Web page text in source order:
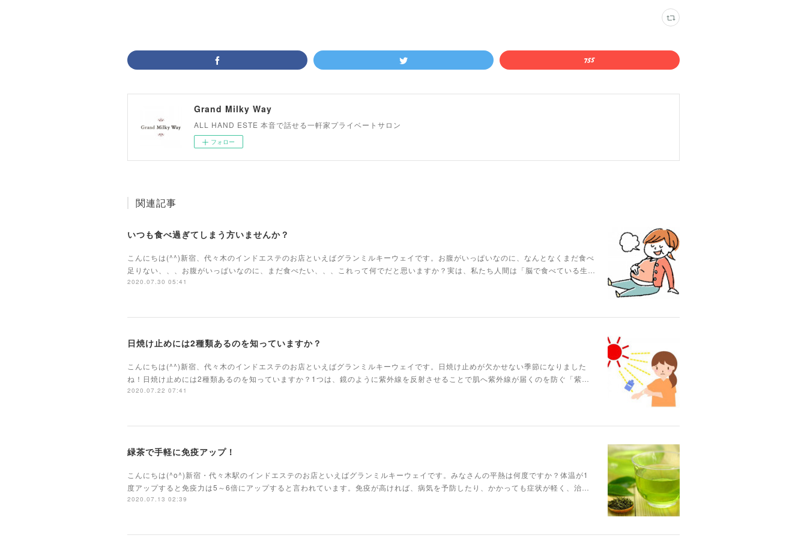
Grand Milky Way
ALL HAND ESTE 本音で話せる一軒家プライベートサロン
フォロー
関連記事
いつも食べ過ぎてしまう方いませんか？
こんにちは(^^)新宿、代々木のインドエステのお店といえばグランミルキーウェイです。お腹がいっぱいなのに、なんとなくまだ食べ
足りない、、、お腹がいっぱいなのに、まだ食べたい、、、これって何でだと思いますか？実は、私たち人間は「脳で食べている生…
2020.07.30 05:41
日焼け止めには2種類あるのを知っていますか？
こんにちは(^^)新宿、代々木のインドエステのお店といえばグランミルキーウェイです。日焼け止めが欠かせない季節になりました
ね！日焼け止めには2種類あるのを知っていますか？1つは、鏡のように紫外線を反射させることで肌へ紫外線が届くのを防ぐ「紫…
2020.07.22 07:41
緑茶で手軽に免疫アップ！
こんにちは(^o^)新宿・代々木駅のインドエステのお店といえばグランミルキーウェイです。みなさんの平熱は何度ですか？体温が1
度アップすると免疫力は5～6倍にアップすると言われています。免疫が高ければ、病気を予防したり、かかっても症状が軽く、治…
2020.07.13 02:39